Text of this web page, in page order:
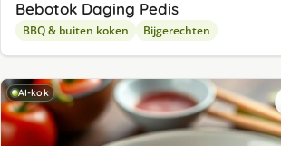
Bebotok Daging Pedis
BBQ & buiten koken Bijgerechten
AI-kok